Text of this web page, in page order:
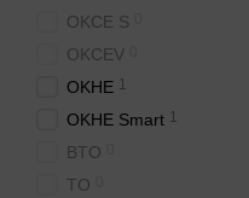
OKCE S
OKCEV
OKHE 1
OKHE Smart 1
BTO
TO